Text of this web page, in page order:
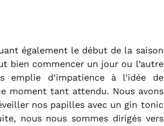
également le début de la saison
bien commencer un jour ou l’autre
emplie d’impatience à l’idée de
moment tant attendu. Nous avons
nos papilles avec un gin tonic
nous nous sommes dirigés vers